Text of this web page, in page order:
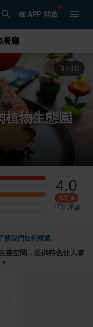
在 APP 開啟
餐廳
3 / 10
植物生態園
4.0
4.0
17則評論
解我們如何精選
善空間，提供特色仙人掌
”